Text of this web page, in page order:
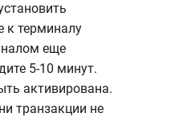
к терминалу
еще
5-10 минут.
активирована.
транзакции не